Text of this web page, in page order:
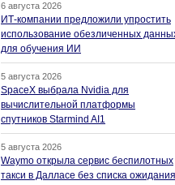
6 августа 2026
ИТ-компании предложили упростить
использование обезличенных
для обучения ИИ
5 августа 2026
SpaceX выбрала Nvidia для
вычислительной платформы
спутников Starmind AI1
5 августа 2026
Waymo открыла сервис беспилотных
такси в Далласе без списка ожидания